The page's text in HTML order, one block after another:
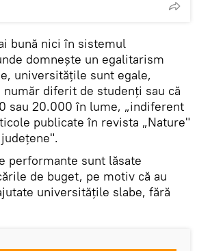
bună nici în sistemul
domneşte un egalitarism
universităţile sunt egale,
diferit de studenţi sau că
sau 20.000 în lume, „indiferent
publicate în revista „Nature"
performante sunt lăsate
de buget, pe motiv că au
universităţile slabe, fără